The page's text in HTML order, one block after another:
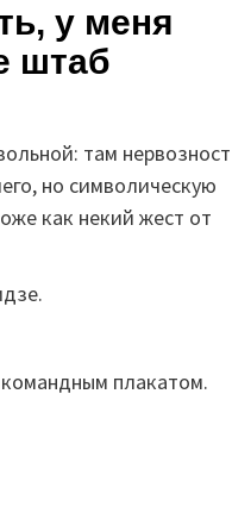
у меня
штаб
там
но символическую
как некий жест от
плакатом.